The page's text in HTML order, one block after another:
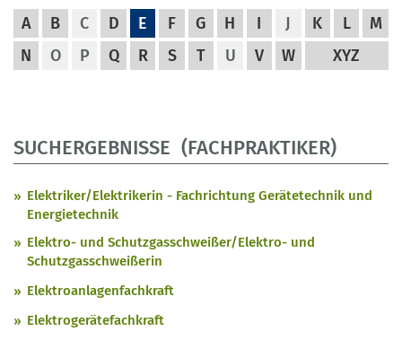
A B C D E F G H I J K L
M
N
O P Q R S T U V W XYZ
SUCHERGEBNISSE (FACHPRAKTIKER)
Elektriker/Elektrikerin - Fachrichtung Gerätetechnik und
Energietechnik
Elektro- und Schutzgasschweißer/Elektro- und
Schutzgasschweißerin
Elektroanlagenfachkraft
Elektrogerätefachkraft